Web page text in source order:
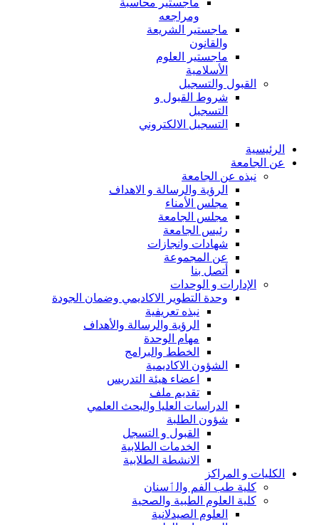
ماجستير محاسبة
ومراجعه
ماجستير الشريعة
والقانون
ماجستير العلوم
الأسلامية
القبول والتسجيل
شروط القبول و
التسجيل
التسجيل الالكتروني
الرئيسية
عن الجامعة
نبذه عن الجامعة
الرؤية والرسالة و الاهداف
مجلس الأمناء
مجلس الجامعة
رئيس الجامعة
شهادات وانجازات
عن المجموعة
أتصل بنا
الإدارات و الوحدات
وحدة التطوير الاكاديمي وضمان الجودة
نبذه تعريفية
الرؤية والرسالة والأهداف
مهام الوحدة
الخطط والبرامج
الشؤون الاكاديمية
اعضاء هيئة التدريس
تقديم ملف
الدراسات العليا والبحث العلمي
شؤون الطلبة
القبول و التسجل
الخدمات الطلابية
الانشطة الطلابية
الكليات و المراكز
كلية طب الفم والٲسنان
كلية العلوم الطبية والصحية
العلوم الصيدلانية